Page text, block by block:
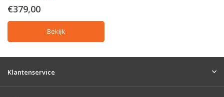
€379,00
Bekijk
Klantenservice